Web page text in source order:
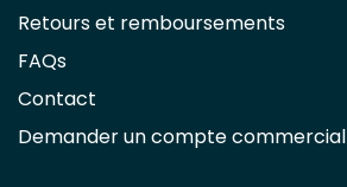
exclusive
de
%
sur
Retours et remboursements
FAQs
Contact
Demander un compte commercial